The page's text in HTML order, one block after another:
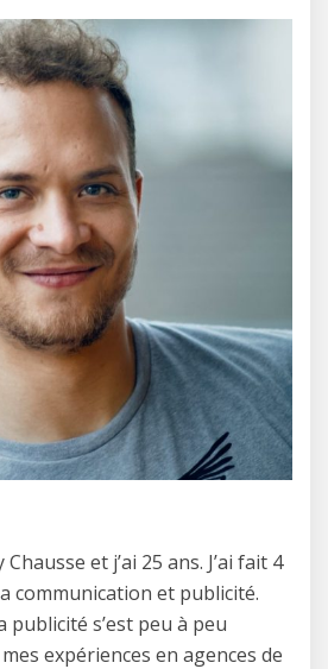
Chausse et j’ai 25 ans. J’ai fait 4
communication et publicité.
s’est peu à peu
expériences en agences de